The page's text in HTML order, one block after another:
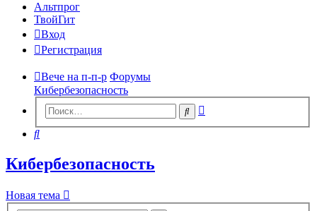
Альтпрог
ТвойГит
Вход
Регистрация
Вече на п-п-р Форумы
Кибербезопасность
Поиск
Поиск
Кибербезопасность
Новая тема